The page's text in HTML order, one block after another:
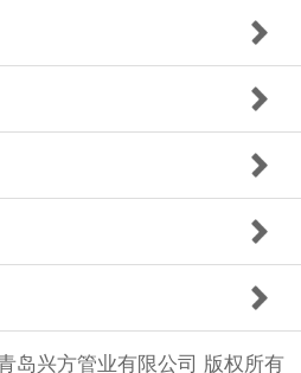
岛兴方管业有限公司 版权所有